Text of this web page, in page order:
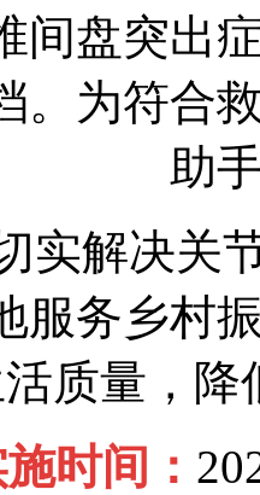
间盘突出
。为符合
助
实解决关
服务乡村
质量，降
时间：